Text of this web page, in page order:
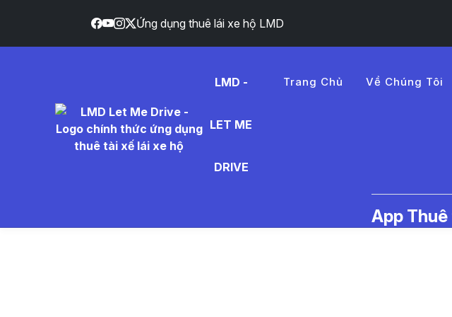
Ứng dụng thuê lái xe hộ LMD
LMD -
LET ME
DRIVE
Trang Chủ Về Chúng Tôi
App Thuê
Tức Thuê Tài Xế